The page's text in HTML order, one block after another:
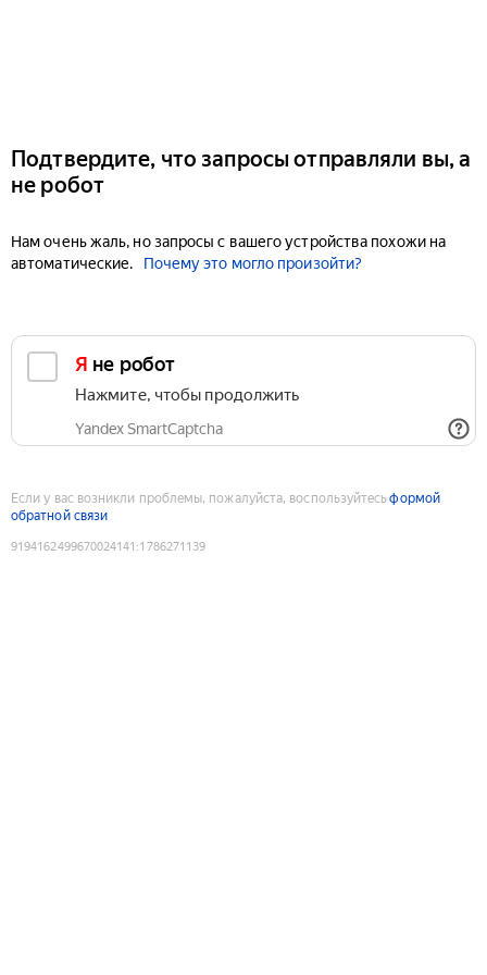
Подтвердите, что запросы отправляли вы, а
не робот
Нам очень жаль, но запросы с вашего устройства похожи на
автоматические.
Почему это могло произойти?
Я не робот
Нажмите, чтобы продолжить
Yandex SmartCaptcha
Если у вас возникли проблемы, пожалуйста, воспользуйтесьформой
обратной связи
9194162499670024141 :1786271139